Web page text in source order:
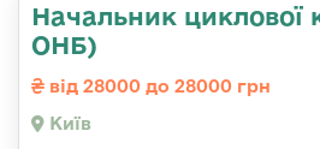
Начальник циклової
ОНБ)
від 28000 до 28000 грн
Київ